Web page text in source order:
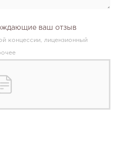
ваш отзыв
концессии, лицензионный